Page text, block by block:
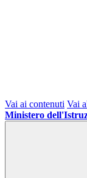
Vai ai contenuti Vai
Ministero